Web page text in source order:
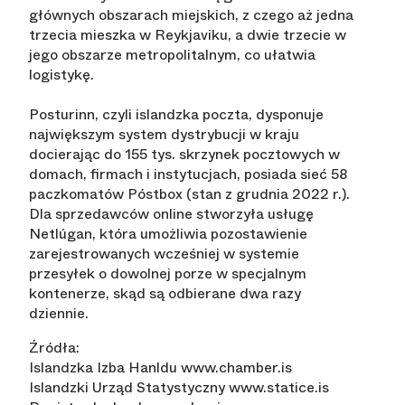
głównych obszarach miejskich, z czego aż jedna
trzecia mieszka w Reykjaviku, a dwie trzecie w
jego obszarze metropolitalnym, co ułatwia
logistykę.
Posturinn, czyli islandzka poczta, dysponuje
największym system dystrybucji w kraju
docierając do 155 tys. skrzynek pocztowych w
domach, firmach i instytucjach, posiada sieć 58
paczkomatów Póstbox (stan z grudnia 2022 r.).
Dla sprzedawców online stworzyła usługę
Netlúgan, która umożliwia pozostawienie
zarejestrowanych wcześniej w systemie
przesyłek o dowolnej porze w specjalnym
kontenerze, skąd są odbierane dwa razy
dziennie.
Źródła:
Islandzka Izba Hanldu www.chamber.is
Islandzki Urząd Statystyczny www.statice.is